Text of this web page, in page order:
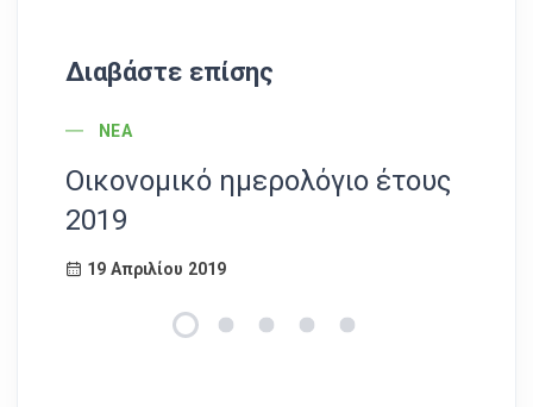
Διαβάστε επίσης
POST CATEGORY
ΝΈΑ
Οικονομικό ημερολόγιο έτους
2019
19 Απριλίου 2019